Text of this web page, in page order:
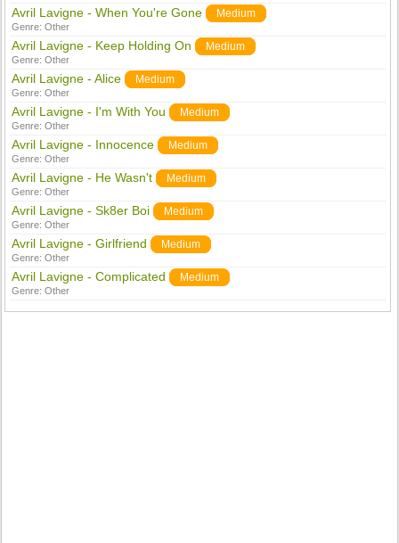
Avril Lavigne - When You're Gone Medium
Genre:Other
Avril Lavigne - Keep Holding On Medium
Genre:Other
Avril Lavigne - Alice Medium
Genre:Other
Avril Lavigne - I'm With You Medium
Genre:Other
Avril Lavigne - Innocence Medium
Genre:Other
Avril Lavigne - He Wasn't Medium
Genre:Other
Avril Lavigne - Sk8er Boi Medium
Genre:Other
Avril Lavigne - Girlfriend Medium
Genre:Other
Avril Lavigne - Complicated Medium
Genre:Other